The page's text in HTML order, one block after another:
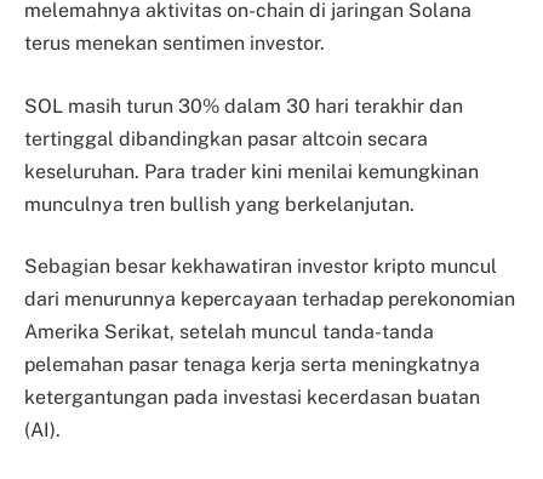
melemahnya aktivitas on-chain di jaringan Solana
terus menekan sentimen investor.
SOL masih turun 30% dalam 30 hari terakhir dan
tertinggal dibandingkan pasar altcoin secara
keseluruhan. Para trader kini menilai kemungkinan
munculnya tren bullish yang berkelanjutan.
Sebagian besar kekhawatiran investor kripto muncul
dari menurunnya kepercayaan terhadap perekonomian
Amerika Serikat, setelah muncul tanda-tanda
pelemahan pasar tenaga kerja serta meningkatnya
ketergantungan pada investasi kecerdasan buatan
(AI).